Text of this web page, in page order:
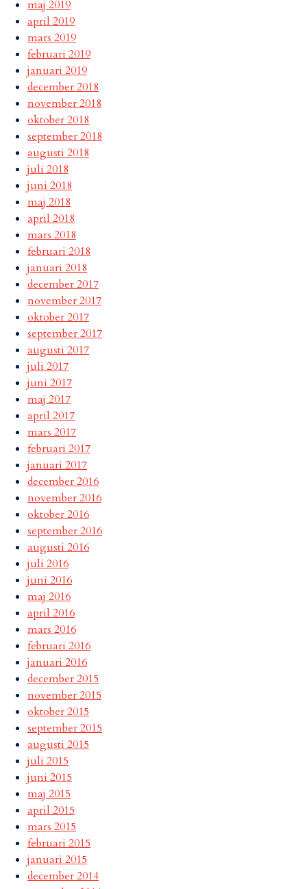
maj 2019
april 2019
mars 2019
februari 2019
januari 2019
december 2018
november 2018
oktober 2018
september 2018
augusti 2018
juli 2018
juni 2018
maj 2018
april 2018
mars 2018
februari 2018
januari 2018
december 2017
november 2017
oktober 2017
september 2017
augusti 2017
juli 2017
juni 2017
maj 2017
april 2017
mars 2017
februari 2017
januari 2017
december 2016
november 2016
oktober 2016
september 2016
augusti 2016
juli 2016
juni 2016
maj 2016
april 2016
mars 2016
februari 2016
januari 2016
december 2015
november 2015
oktober 2015
september 2015
augusti 2015
juli 2015
juni 2015
maj 2015
april 2015
mars 2015
februari 2015
januari 2015
december 2014